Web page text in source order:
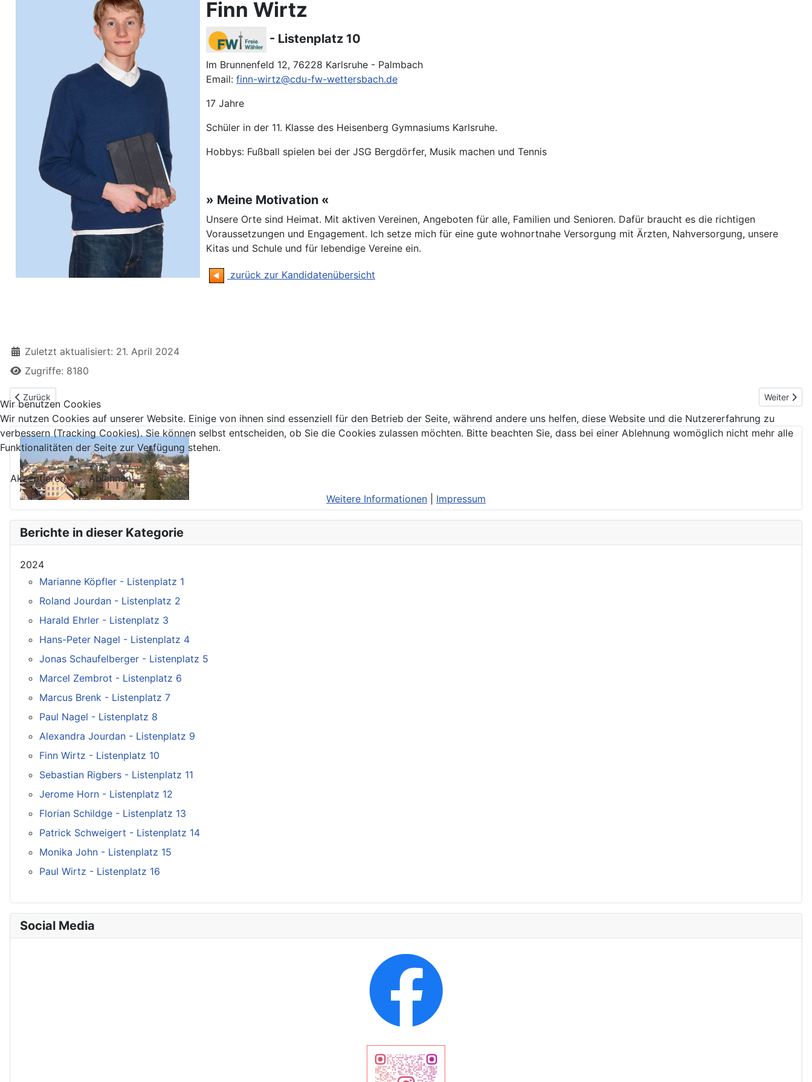
Finn Wirtz
- Listenplatz 10
Im Brunnenfeld 12, 76228 Karlsruhe - Palmbach
Email: finn-wirtz@cdu-fw-wettersbach.de
17 Jahre
Schüler in der 11. Klasse des Heisenberg Gymnasiums Karlsruhe.
Hobbys: Fußball spielen bei der JSG Bergdörfer, Musik machen und Tennis
» Meine Motivation «
Unsere Orte sind Heimat. Mit aktiven Vereinen, Angeboten für alle, Familien und Senioren. Dafür braucht es die richtigen
Voraussetzungen und Engagement. Ich setze mich für eine gute wohnortnahe Versorgung mit Ärzten, Nahversorgung, unsere
Kitas und Schule und für lebendige Vereine ein.
zurück zur Kandidatenübersicht
Zuletzt aktualisiert: 21. April 2024
Zugriffe: 8180
Vorheriger Beitrag: Marcus Brenk - Listenplatz 7
Zurück Nächster
Weiter
Berichte in dieser Kategorie
2024
Marianne Köpfler - Listenplatz 1
Roland Jourdan - Listenplatz 2
Harald Ehrler - Listenplatz 3
Hans-Peter Nagel - Listenplatz 4
Jonas Schaufelberger - Listenplatz 5
Marcel Zembrot - Listenplatz 6
Marcus Brenk - Listenplatz 7
Paul Nagel - Listenplatz 8
Alexandra Jourdan - Listenplatz 9
Finn Wirtz - Listenplatz 10
Sebastian Rigbers - Listenplatz 11
Jerome Horn - Listenplatz 12
Florian Schildge - Listenplatz 13
Patrick Schweigert - Listenplatz 14
Monika John - Listenplatz 15
Paul Wirtz - Listenplatz 16
Social Media
Wir benutzen Cookies
Wir nutzen Cookies auf unserer Website. Einige von ihnen sind essenziell für den Betrieb der Seite, während andere uns helfen, diese Website und die Nutzererfahrung zu
verbessern (Tracking Cookies). Sie können selbst entscheiden, ob Sie die Cookies zulassen möchten. Bitte beachten Sie, dass bei einer Ablehnung womöglich nicht mehr alle
Funktionalitäten der Seite zur Verfügung stehen.
Akzeptieren
Ablehnen
Weitere Informationen
Impressum